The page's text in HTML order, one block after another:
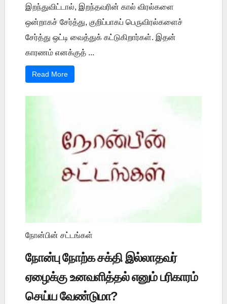
இறந்துவிட்டால், இறந்தவரின் கால் விரல்களை
ஒன்றாகச் சேர்த்து, குறிப்பாகப் பெருவிரல்களைச்
சேர்த்து ஒட்டி வைத்துக் கட்டுகிறார்கள். இதன்
காரணம் எனக்குத் ...
Read More
நோன்பின் சட்டங்கள்
நோன்பு நோற்க சக்தி இல்லாதவர்
ஏழைக்கு உனவளித்தல் எனும் பரிகாரம்
செய்ய வேண்டுமா?